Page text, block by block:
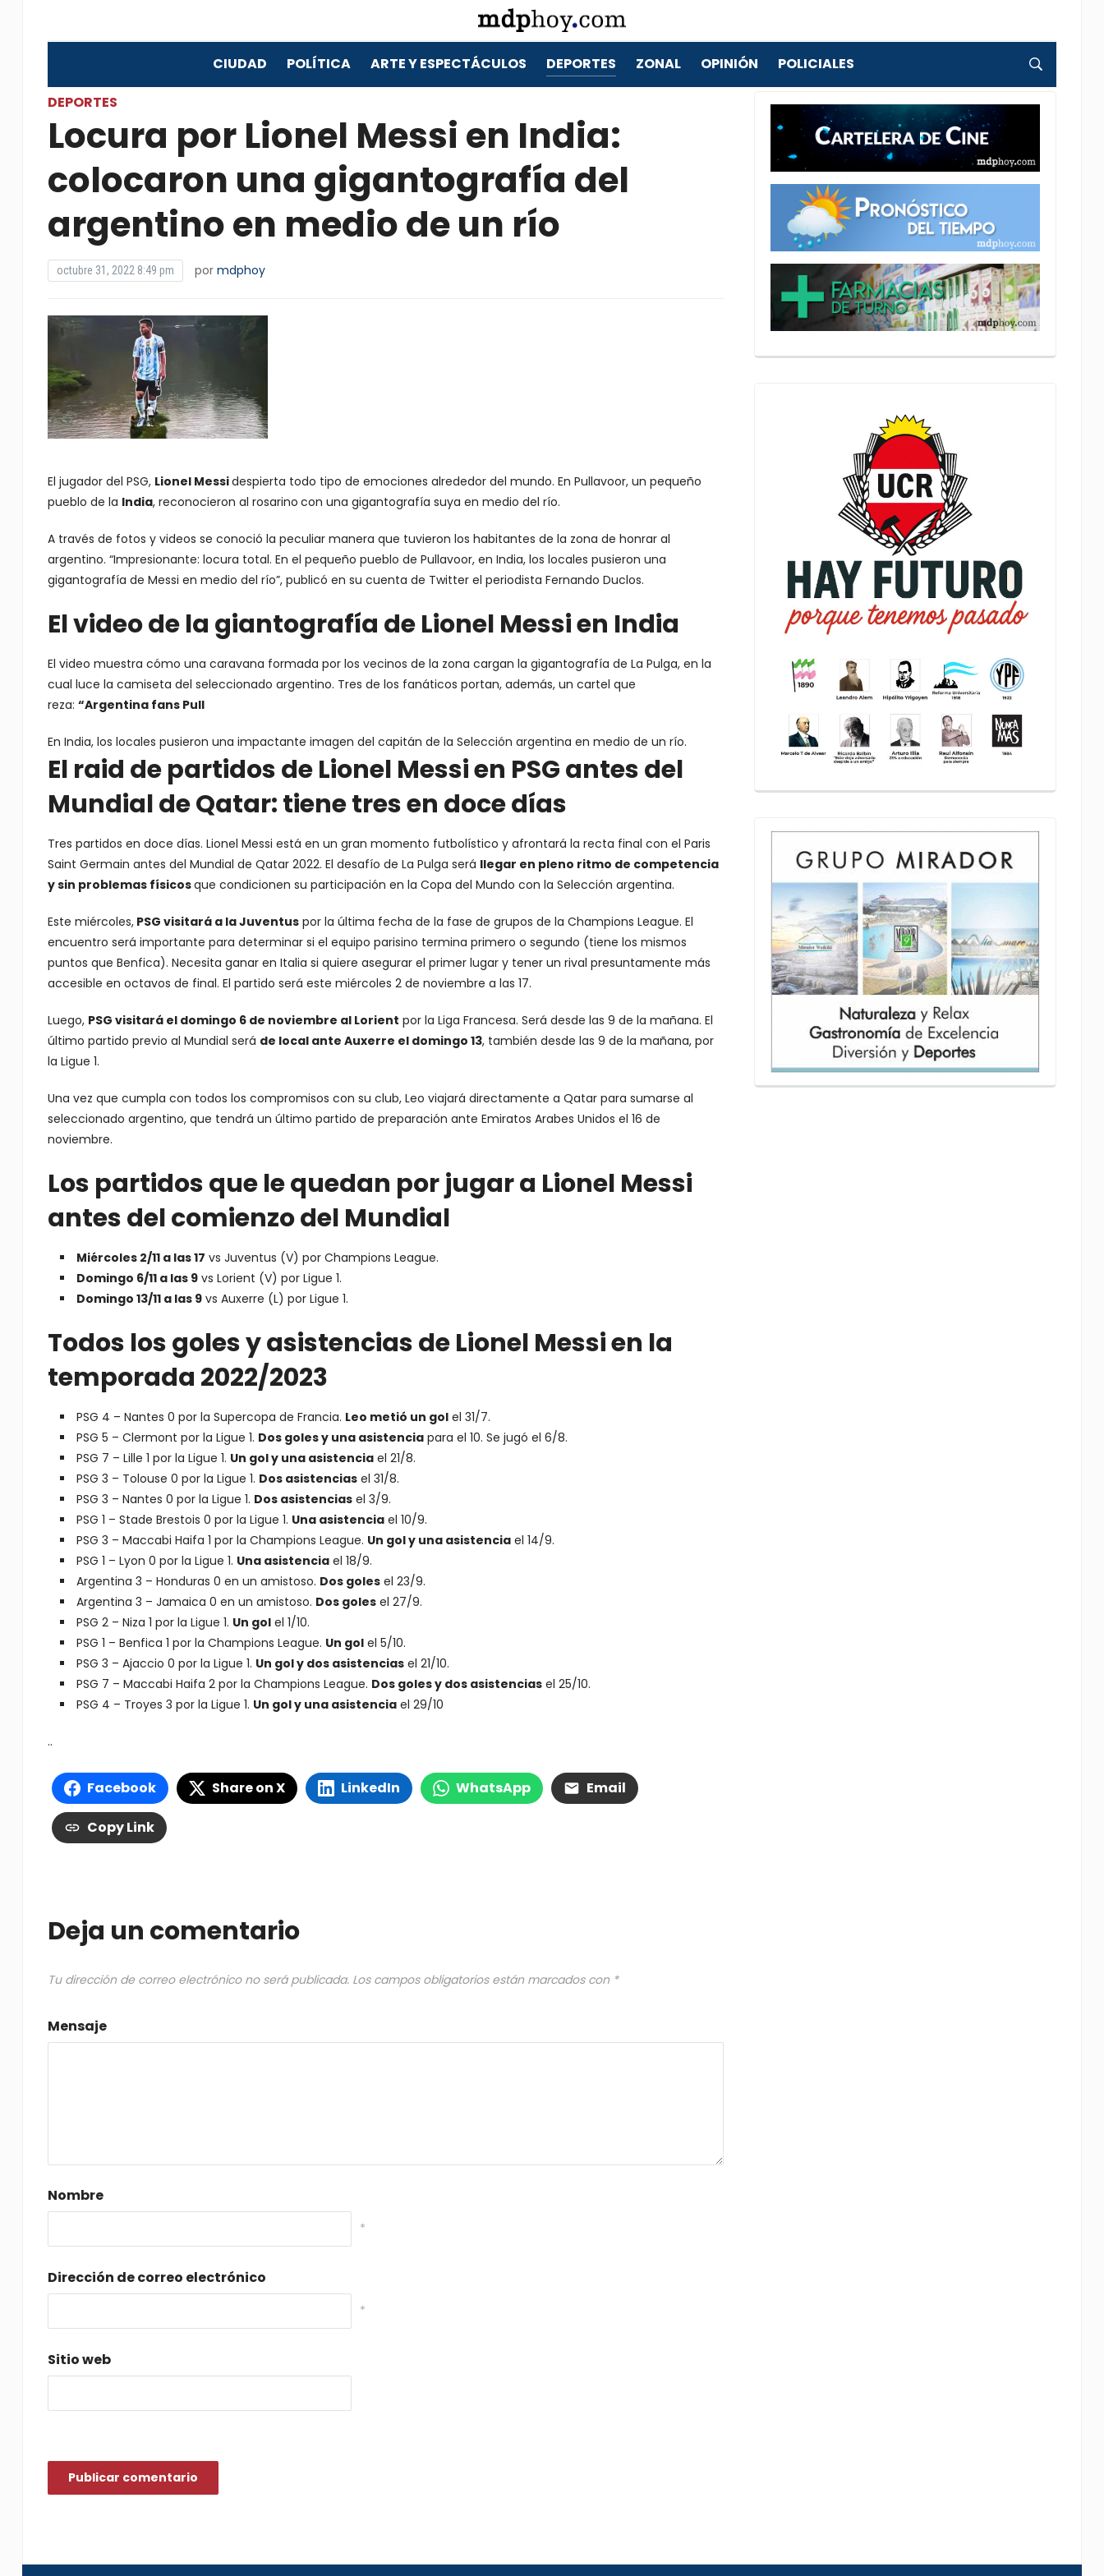
CIUDAD POLÍTICA ARTE Y ESPECTÁCULOS DEPORTES ZONAL OPINIÓN POLICIALES
DEPORTES
Locura por Lionel Messi en India:
colocaron una gigantografía del
argentino en medio de un río
octubre 31, 2022 8:49 pm por mdphoy
El jugador del PSG, Lionel Messidespierta todo tipo de emociones alrededor del mundo. En Pullavoor, un pequeño
pueblo de la India, reconocieron al rosarino con una gigantografía suya en medio del río.
A través de fotos y videos se conoció la peculiar manera que tuvieron los habitantes de la zona de honrar al
argentino. “Impresionante: locura total. En el pequeño pueblo de Pullavoor, en India, los locales pusieron una
gigantografía de Messi en medio del río”, publicó en su cuenta de Twitter el periodista Fernando Duclos.
El video de la giantografía de Lionel Messi en India
El video muestra cómo una caravana formada por los vecinos de la zona cargan la gigantografía de La Pulga, en la
cual luce la camiseta del seleccionado argentino. Tres de los fanáticos portan, además, un cartel que
reza: “Argentina fans Pull
En India, los locales pusieron una impactante imagen del capitán de la Selección argentina en medio de un río.
El raid de partidos de Lionel Messi en PSG antes del
Mundial de Qatar: tiene tres en doce días
Tres partidos en doce días. Lionel Messi está en un gran momento futbolístico y afrontará la recta final con el Paris
Saint Germain antes del Mundial de Qatar 2022. El desafío de La Pulga será llegar en pleno ritmo de competencia
y sin problemas físicosque condicionen su participación en la Copa del Mundo con la Selección argentina.
Este miércoles,PSG visitará a la Juventuspor la última fecha de la fase de grupos de la Champions League. El
encuentro será importante para determinar si el equipo parisino termina primero o segundo (tiene los mismos
puntos que Benfica). Necesita ganar en Italia si quiere asegurar el primer lugar y tener un rival presuntamente más
accesible en octavos de final. El partido será este miércoles 2 de noviembre a las 17.
Luego, PSG visitará el domingo 6 de noviembre al Lorient por la Liga Francesa. Será desde las 9 de la mañana. El
último partido previo al Mundial será de local ante Auxerre el domingo 13, también desde las 9 de la mañana, por
la Ligue 1.
Una vez que cumpla con todos los compromisos con su club, Leo viajará directamente a Qatar para sumarse al
seleccionado argentino, que tendrá un último partido de preparación ante Emiratos Arabes Unidos el 16 de
noviembre.
Los partidos que le quedan por jugar a Lionel Messi
antes del comienzo del Mundial
Miércoles 2/11 a las 17 vs Juventus (V) por Champions League.
Domingo 6/11 a las 9vs Lorient (V) por Ligue 1.
Domingo 13/11 a las 9vs Auxerre (L) por Ligue 1.
Todos los goles y asistencias de Lionel Messi en la
temporada 2022/2023
PSG 4 – Nantes 0 por la Supercopa de Francia. Leo metió un golel 31/7.
PSG 5 – Clermont por la Ligue 1. Dos goles y una asistenciapara el 10. Se jugó el 6/8.
PSG 7 – Lille 1 por la Ligue 1. Un gol y una asistenciael 21/8.
PSG 3 – Tolouse 0 por la Ligue 1. Dos asistenciasel 31/8.
PSG 3 – Nantes 0 por la Ligue 1. Dos asistenciasel 3/9.
PSG 1 – Stade Brestois 0 por la Ligue 1. Una asistenciael 10/9.
PSG 3 – Maccabi Haifa 1 por la Champions League. Un gol y una asistenciael 14/9.
PSG 1 – Lyon 0 por la Ligue 1. Una asistenciael 18/9.
Argentina 3 – Honduras 0 en un amistoso. Dos golesel 23/9.
Argentina 3 – Jamaica 0 en un amistoso. Dos golesel 27/9.
PSG 2 – Niza 1 por la Ligue 1. Un golel 1/10.
PSG 1 – Benfica 1 por la Champions League. Un golel 5/10.
PSG 3 – Ajaccio 0 por la Ligue 1. Un gol y dos asistenciasel 21/10.
PSG 7 – Maccabi Haifa 2 por la Champions League. Dos goles y dos asistenciasel 25/10.
PSG 4 – Troyes 3 por la Ligue 1. Un gol y una asistenciael 29/10
..
Facebook Share on X LinkedIn WhatsApp Email
Copy Link
Deja un comentario
Tu dirección de correo electrónico no será publicada. Los campos obligatorios están marcados con *
Mensaje
Nombre
*
Dirección de correo electrónico
*
Sitio web